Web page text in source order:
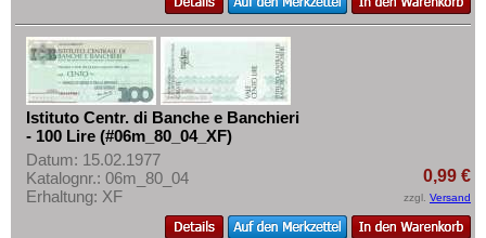
Türkei
Ukraine
Ungarn
Vatikan
Weissrussland
Zypern
Istituto Centr. di Banche e Banchieri
- 100 Lire (#06m_80_04_XF)
Datum: 15.02.1977
Katalognr.: 06m_80_04
Erhaltung: XF
0,99 €
zzgl. Versand